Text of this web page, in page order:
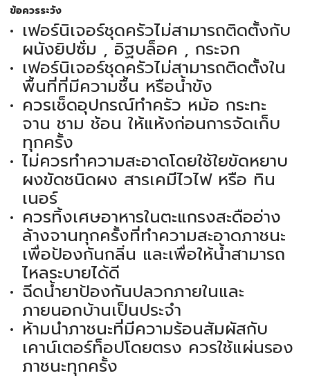
ข้อควรระวัง
เฟอร์นิเจอร์ชุดครัวไม่สามารถติดตั้งกับ
ผนังยิปซั่ม , อิฐบล็อค , กระจก
เฟอร์นิเจอร์ชุดครัวไม่สามารถติดตั้งใน
พื้นที่ที่มีความชื้น หรือน้ำขัง
ควรเช็ดอุปกรณ์ทำครัว หม้อ กระทะ
จาน ชาม ช้อน ให้แห้งก่อนการจัดเก็บ
ทุกครั้ง
ไม่ควรทำความสะอาดโดยใช้ใยขัดหยาบ
ผงขัดชนิดผง สารเคมีไวไฟ หรือ ทิน
เนอร์
ควรทิ้งเศษอาหารในตะแกรงสะดืออ่าง
ล้างจานทุกครั้งที่ทำความสะอาดภาชนะ
เพื่อป้องกันกลิ่น และเพื่อให้น้ำสามารถ
ไหลระบายได้ดี
ฉีดน้ำยาป้องกันปลวกภายในและ
ภายนอกบ้านเป็นประจำ
ห้ามนำภาชนะที่มีความร้อนสัมผัสกับ
เคาน์เตอร์ท็อปโดยตรง ควรใช้แผ่นรอง
ภาชนะทุกครั้ง